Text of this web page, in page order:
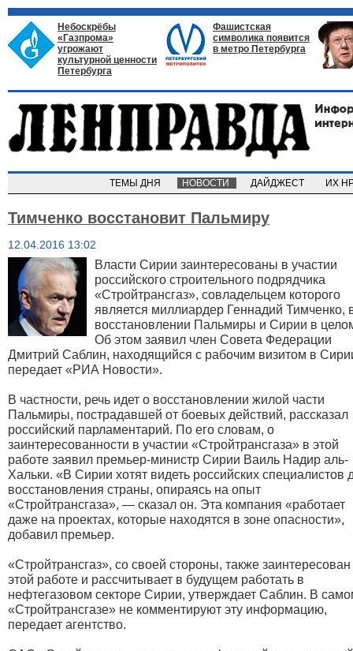
Небоскрёбы
«Газпрома»
угрожают
культурной ценности
Петербурга
Фашистская
символика появится
в метро Петербурга
ТЕМЫ ДНЯ НОВОСТИ ДАЙДЖЕСТ ИХ
Тимченко восстановит Пальмиру
12.04.2016 13:02
Власти Сирии заинтересованы в участии
российского строительного подрядчика
«Стройтрансгаз», совладельцем которого
является миллиардер Геннадий Тимченко,
восстановлении Пальмиры и Сирии в
Об этом заявил член Совета Федерации
Дмитрий Саблин, находящийся с рабочим визитом в
передает «РИА Новости».
В частности, речь идет о восстановлении жилой части
Пальмиры, пострадавшей от боевых действий, рассказал
российский парламентарий. По его словам, о
заинтересованности в участии «Стройтрансгаза» в этой
работе заявил премьер-министр Сирии Ваиль Надир аль-
Хальки. ​«В Сирии хотят видеть российских специалистов
восстановления страны, опираясь на опыт
«Стройтрансгаза», — сказал он. Эта компания «работает
даже на проектах, которые находятся в зоне опасности»,
добавил премьер.
«Стройтрансгаз», со своей стороны, также заинтересован
этой работе и рассчитывает в будущем работать в
нефтегазовом секторе Сирии, утверждает Саблин. В
«Стройтрансгазе» не комментируют эту информацию,
передает агентство.